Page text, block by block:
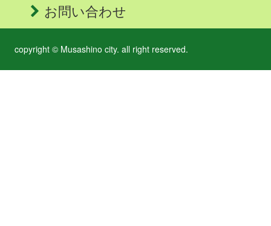
お問い合わせ
copyright © Musashino city. all right reserved.